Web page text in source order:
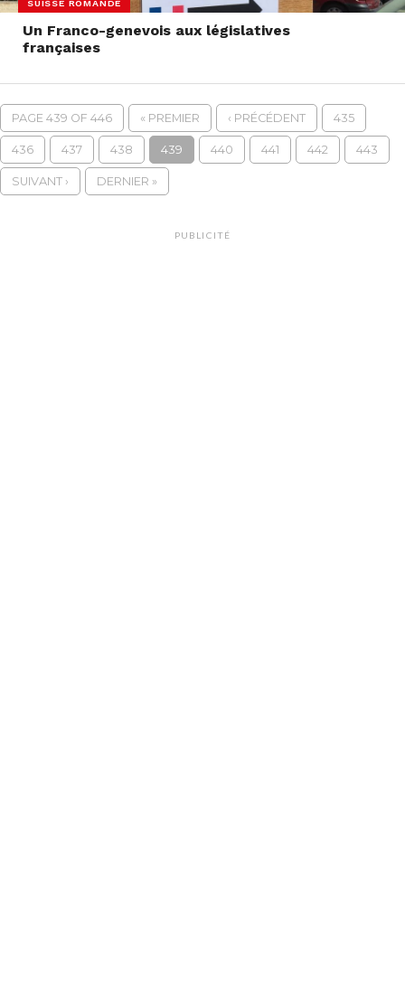
SUISSE ROMANDE
Un Franco-genevois aux législatives
françaises
PAGE 439 OF 446 « PREMIER ‹ PRÉCÉDENT 435
436 437 438 439 440 441 442 443
SUIVANT › DERNIER »
PUBLICITÉ